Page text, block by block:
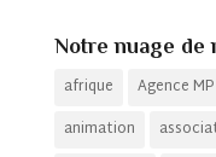
Notre nuage de
afrique Agence
animation